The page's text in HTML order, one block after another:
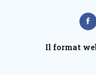
Il format